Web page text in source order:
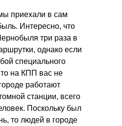
приехали в сам
Интересно, что
три раза в
однако если
специального
на КПП вас не
работают
станции, всего
Поскольку был
то людей в городе